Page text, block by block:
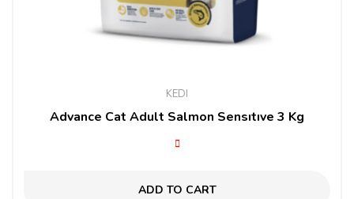
KEDI
Advance Cat Adult Salmon Sensıtıve 3 Kg
ADD TO CART